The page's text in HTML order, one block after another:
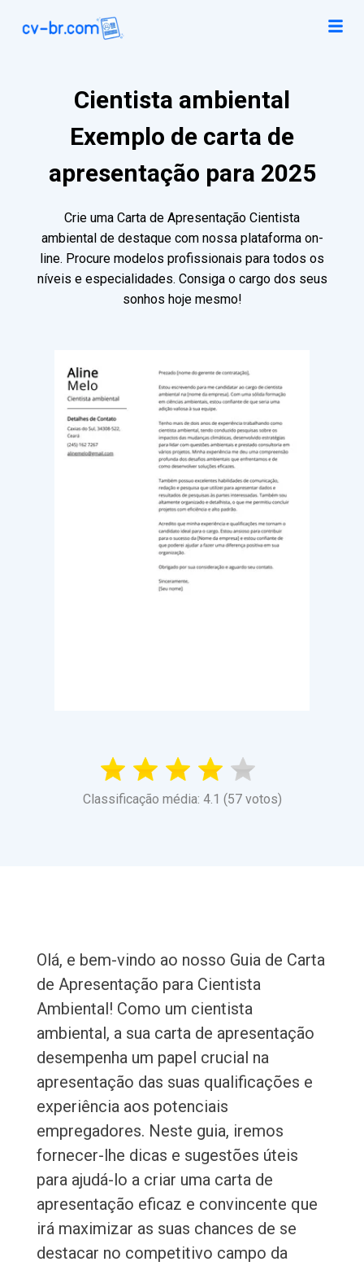
Cientista ambiental
Exemplo de carta de
apresentação para 2025
Crie uma Carta de Apresentação Cientista
ambiental de destaque com nossa plataforma on-
line. Procure modelos profissionais para todos os
níveis e especialidades. Consiga o cargo dos seus
sonhos hoje mesmo!
Classificação média: 4.1 (57 votos)
Olá, e bem-vindo ao nosso Guia de Carta
de Apresentação para Cientista
Ambiental! Como um cientista
ambiental, a sua carta de apresentação
desempenha um papel crucial na
apresentação das suas qualificações e
experiência aos potenciais
empregadores. Neste guia, iremos
fornecer-lhe dicas e sugestões úteis
para ajudá-lo a criar uma carta de
apresentação eficaz e convincente que
irá maximizar as suas chances de se
destacar no competitivo campo da